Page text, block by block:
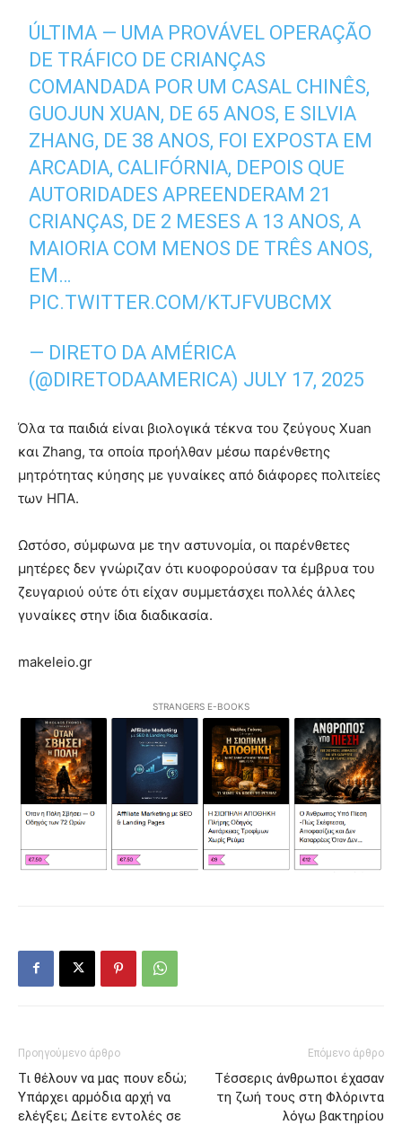
ÚLTIMA — UMA PROVÁVEL OPERAÇÃO
DE TRÁFICO DE CRIANÇAS
COMANDADA POR UM CASAL CHINÊS,
GUOJUN XUAN, DE 65 ANOS, E SILVIA
ZHANG, DE 38 ANOS, FOI EXPOSTA EM
ARCADIA, CALIFÓRNIA, DEPOIS QUE
AUTORIDADES APREENDERAM 21
CRIANÇAS, DE 2 MESES A 13 ANOS, A
MAIORIA COM MENOS DE TRÊS ANOS,
EM…
PIC.TWITTER.COM/KTJFVUBCMX
— DIRETO DA AMÉRICA
(@DIRETODAAMERICA) JULY 17, 2025
Όλα τα παιδιά είναι βιολογικά τέκνα του ζεύγους Xuan
και Zhang, τα οποία προήλθαν μέσω παρένθετης
μητρότητας κύησης με γυναίκες από διάφορες πολιτείες
των ΗΠΑ.
Ωστόσο, σύμφωνα με την αστυνομία, οι παρένθετες
μητέρες δεν γνώριζαν ότι κυοφορούσαν τα έμβρυα του
ζευγαριού ούτε ότι είχαν συμμετάσχει πολλές άλλες
γυναίκες στην ίδια διαδικασία.
makeleio.gr
STRANGERS E-BOOKS
Προηγούμενο άρθρο
Τι θέλουν να μας πουν εδώ;
Υπάρχει αρμόδια αρχή να
ελέγξει; Δείτε εντολές σε
Επόμενο άρθρο
Τέσσερις άνθρωποι έχασαν
τη ζωή τους στη Φλόριντα
λόγω βακτηρίου